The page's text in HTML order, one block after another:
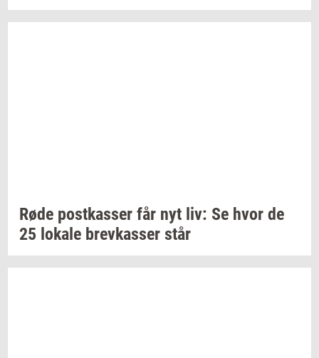
Røde po­st­kas­ser får nyt liv: Se hvor de
25 lo­ka­le brev­kas­ser står